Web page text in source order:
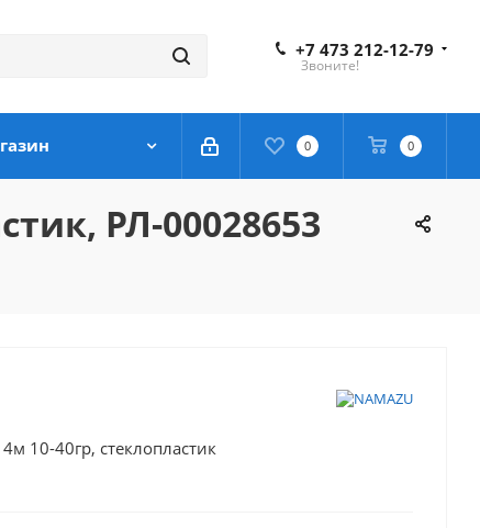
+7 473 212-12-79
Звоните!
0 0
РЛ-00028653
10-40гр, стеклопластик